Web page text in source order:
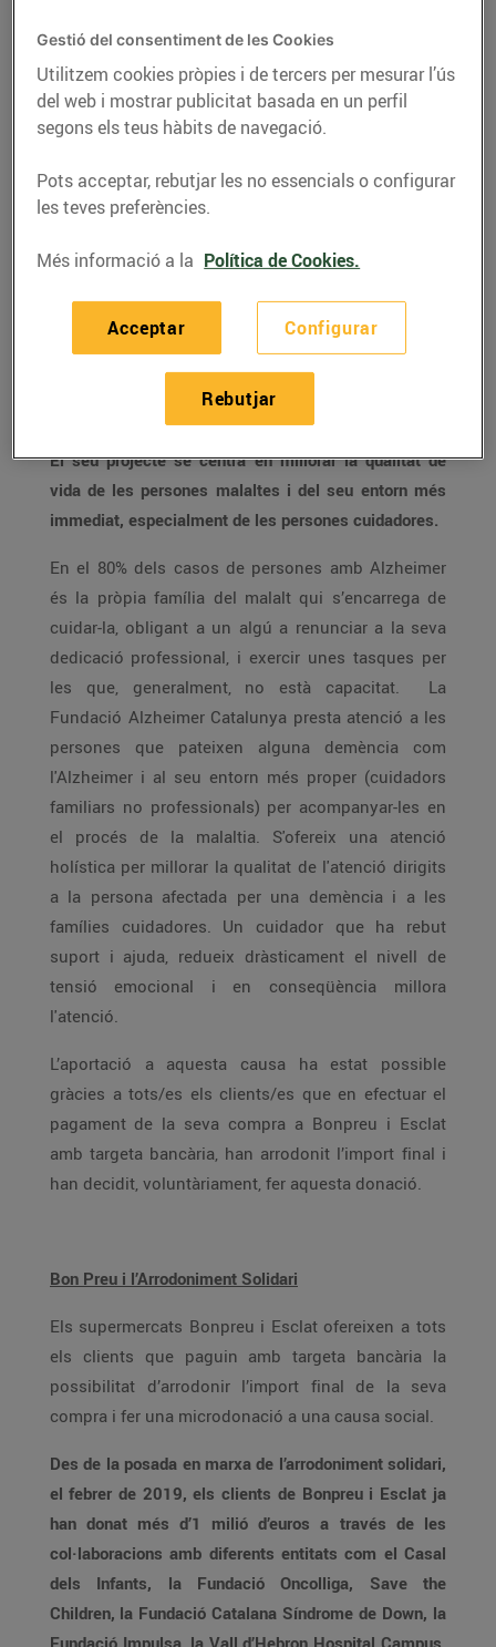
més immediat, especialment de les
Des del febrer de 2019, Bon Preu ha
col·laborat aproximadament amb 20
associacions i s’ha recaptat més d’1,5
iniciativa solidària.
Bonpreu i Esclat han realitzat 341.242 donacions que
han fet possible recaptar 58.491€ per a la Alzheimer
Solidari de Worldcoo.
El seu projecte se centra en millorar la qualitat de
vida de les persones malaltes i del seu entorn més
immediat, especialment de les persones cuidadores.
En el 80% dels casos de persones amb Alzheimer
és la pròpia família del malalt qui s’encarrega de
cuidar-la, obligant a un algú a renunciar a la seva
dedicació professional, i exercir unes tasques per
les que, generalment, no està capacitat. La
Fundació Alzheimer Catalunya presta atenció a les
persones que pateixen alguna demència com
l'Alzheimer i al seu entorn més proper (cuidadors
familiars no professionals) per acompanyar-les en
el procés de la malaltia. S'ofereix una atenció
holística per millorar la qualitat de l'atenció dirigits
a la persona afectada per una demència i a les
famílies cuidadores. Un cuidador que ha rebut
suport i ajuda, redueix dràsticament el nivell de
tensió emocional i en conseqüència millora
l'atenció.
L’aportació a aquesta causa ha estat possible
gràcies a tots/es els clients/es que en efectuar el
pagament de la seva compra a Bonpreu i Esclat
amb targeta bancària, han arrodonit l’import final i
han decidit, voluntàriament, fer aquesta donació.
Bon Preu i l’Arrodoniment Solidari
Els supermercats Bonpreu i Esclat ofereixen a tots
els clients que paguin amb targeta bancària la
possibilitat d’arrodonir l’import final de la seva
compra i fer una microdonació a una causa social.
Des de la posada en marxa de l’arrodoniment solidari,
el febrer de 2019, els clients de Bonpreu i Esclat ja
han donat més d’1 milió d’euros a través de les
col·laboracions amb diferents entitats com el Casal
dels Infants, la Fundació Oncolliga, Save the
Children, la Fundació Catalana Síndrome de Down, la
Fundació Impulsa, la Vall d’Hebron Hospital Campus,
Gestió del consentiment de les Cookies
Utilitzem cookies pròpies i de tercers per mesurar l’ús
del web i mostrar publicitat basada en un perfil
segons els teus hàbits de navegació.
Pots acceptar, rebutjar les no essencials o configurar
les teves preferències.
Més informació a la Política de Cookies.
Configurar
Rebutjar
Acceptar